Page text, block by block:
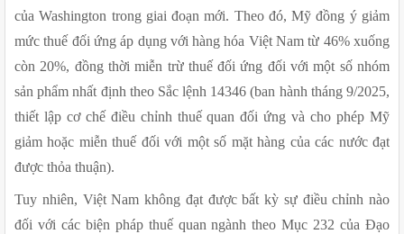
của Washington trong giai đoạn mới. Theo đó, Mỹ đồng ý giảm
mức thuế đối ứng áp dụng với hàng hóa Việt Nam từ 46% xuống
còn 20%, đồng thời miễn trừ thuế đối ứng đối với một số nhóm
sản phẩm nhất định theo Sắc lệnh 14346 (ban hành tháng 9/2025,
thiết lập cơ chế điều chỉnh thuế quan đối ứng và cho phép Mỹ
giảm hoặc miễn thuế đối với một số mặt hàng của các nước đạt
được thỏa thuận).
Tuy nhiên, Việt Nam không đạt được bất kỳ sự điều chỉnh nào
đối với các biện pháp thuế quan ngành theo Mục 232 của Đạo